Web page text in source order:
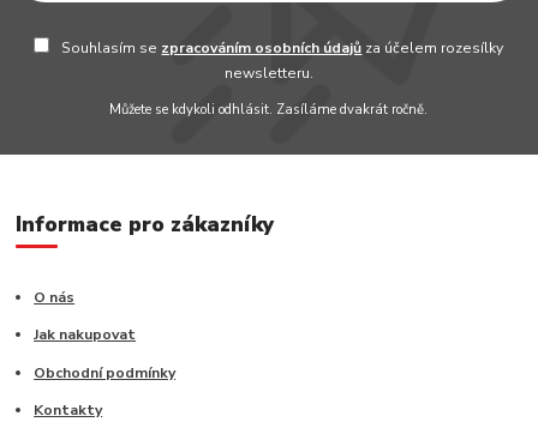
Souhlasím se zpracováním osobních údajů za účelem rozesílky
newsletteru.
Můžete se kdykoli odhlásit. Zasíláme dvakrát ročně.
Informace pro zákazníky
O nás
Jak nakupovat
Obchodní podmínky
Kontakty